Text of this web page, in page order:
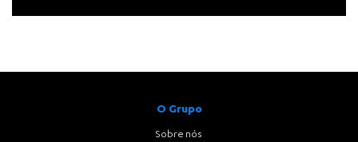
O Grupo
Sobre nós